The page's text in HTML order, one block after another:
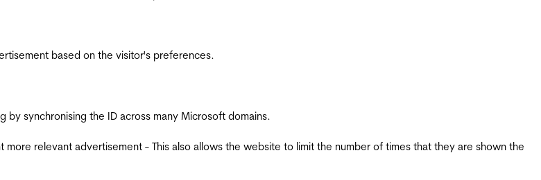
based on the visitor's preferences.
synchronising the ID across many Microsoft domains.
relevant advertisement - This also allows the website to limit the number of times that they are shown the